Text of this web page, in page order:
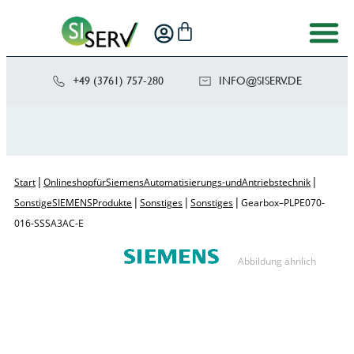
+49 (3761) 757-280 ED.VRE
SIS@OF
NI
Start | Onlineshop für Siemens Automatisierungs- und Antriebstechnik |
Sonstige SIEMENS Produkte | Sonstiges | Sonstiges | Gearbox – PLPE070-
016-SSSA3AC-E
Abbildung ähnlich